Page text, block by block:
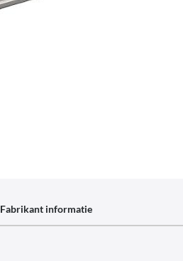
Fabrikant informatie